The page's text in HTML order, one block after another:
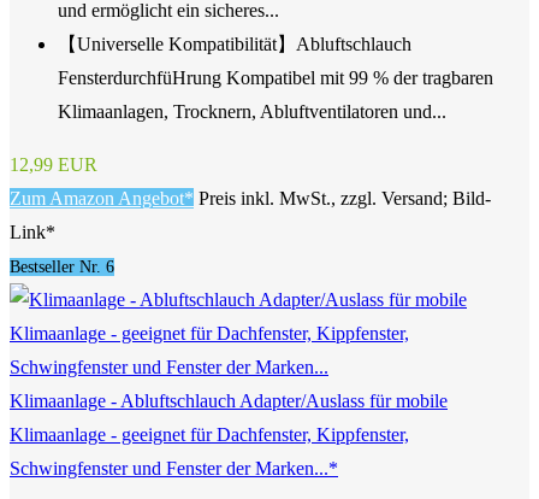
und ermöglicht ein sicheres...
【Universelle Kompatibilität】Abluftschlauch
FensterdurchfüHrung Kompatibel mit 99 % der tragbaren
Klimaanlagen, Trocknern, Abluftventilatoren und...
12,99 EUR
Zum Amazon Angebot* Preis inkl. MwSt., zzgl. Versand; Bild-
Link*
Bestseller Nr. 6
Klimaanlage - Abluftschlauch Adapter/Auslass für mobile
Klimaanlage - geeignet für Dachfenster, Kippfenster,
Schwingfenster und Fenster der Marken...*